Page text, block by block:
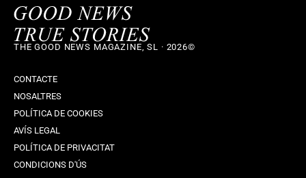
THE GOOD NEWS MAGAZINE, SL · 2026©
CONTACTE
NOSALTRES
POLÍTICA DE COOKIES
AVÍS LEGAL
POLÍTICA DE PRIVACITAT
CONDICIONS D'ÚS